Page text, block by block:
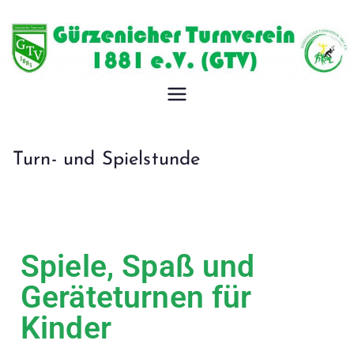
Gürzeniche
Turn- und Spielstunde
Spiele, Spaß und
Geräteturnen für
Kinder